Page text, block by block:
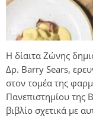
Η δίαιτα Ζώνης
Δρ. Barry Sears,
στον τομέα της
Πανεπιστημίου της
βιβλίο σχετικά με